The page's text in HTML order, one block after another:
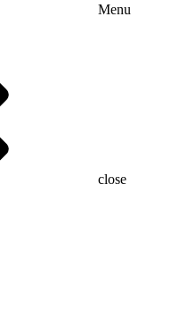
Menu
close